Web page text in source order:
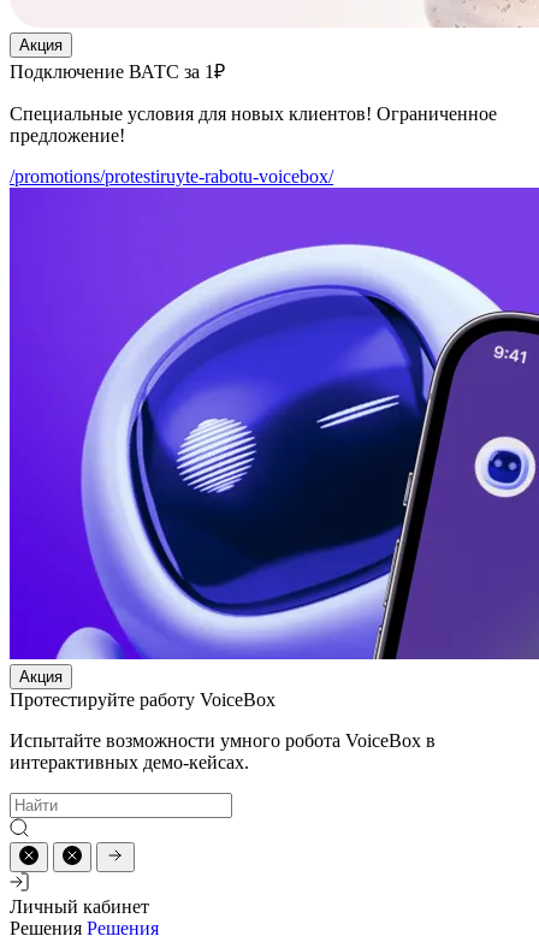
Акция
Подключение ВАТС за 1₽
Специальные условия для новых клиентов! Ограниченное
предложение!
/promotions/protestiruyte-rabotu-voicebox/
Акция
Протестируйте работу VoiceBox
Испытайте возможности умного робота VoiceBox в
интерактивных демо-кейсах.
Личный кабинет
Решения Решения